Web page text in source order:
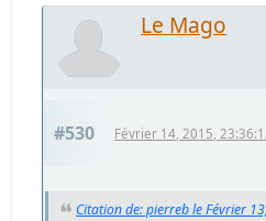
Le Mago
#530 Février 14, 2015,
Citation de: pierreb le Février